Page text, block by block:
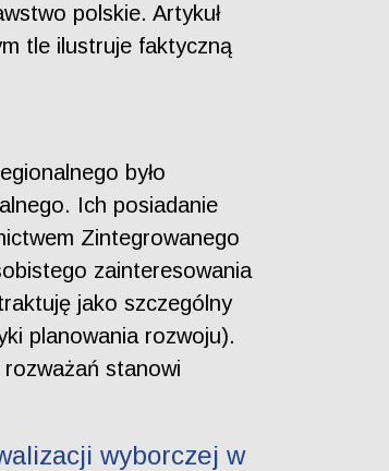
polskie. Artykuł
tle ilustruje faktyczną
było
Ich posiadanie
Zintegrowanego
zainteresowania
jako szczególny
planowania rozwoju).
stanowi
wyborczej w